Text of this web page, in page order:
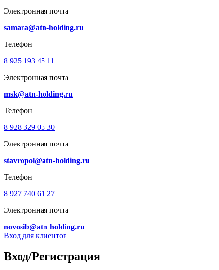
Электронная почта
samara@atn-holding.ru
Телефон
8 925 193 45 11
Электронная почта
msk@atn-holding.ru
Телефон
8 928 329 03 30
Электронная почта
stavropol@atn-holding.ru
Телефон
8 927 740 61 27
Электронная почта
novosib@atn-holding.ru
Вход для клиентов
Вход/Регистрация